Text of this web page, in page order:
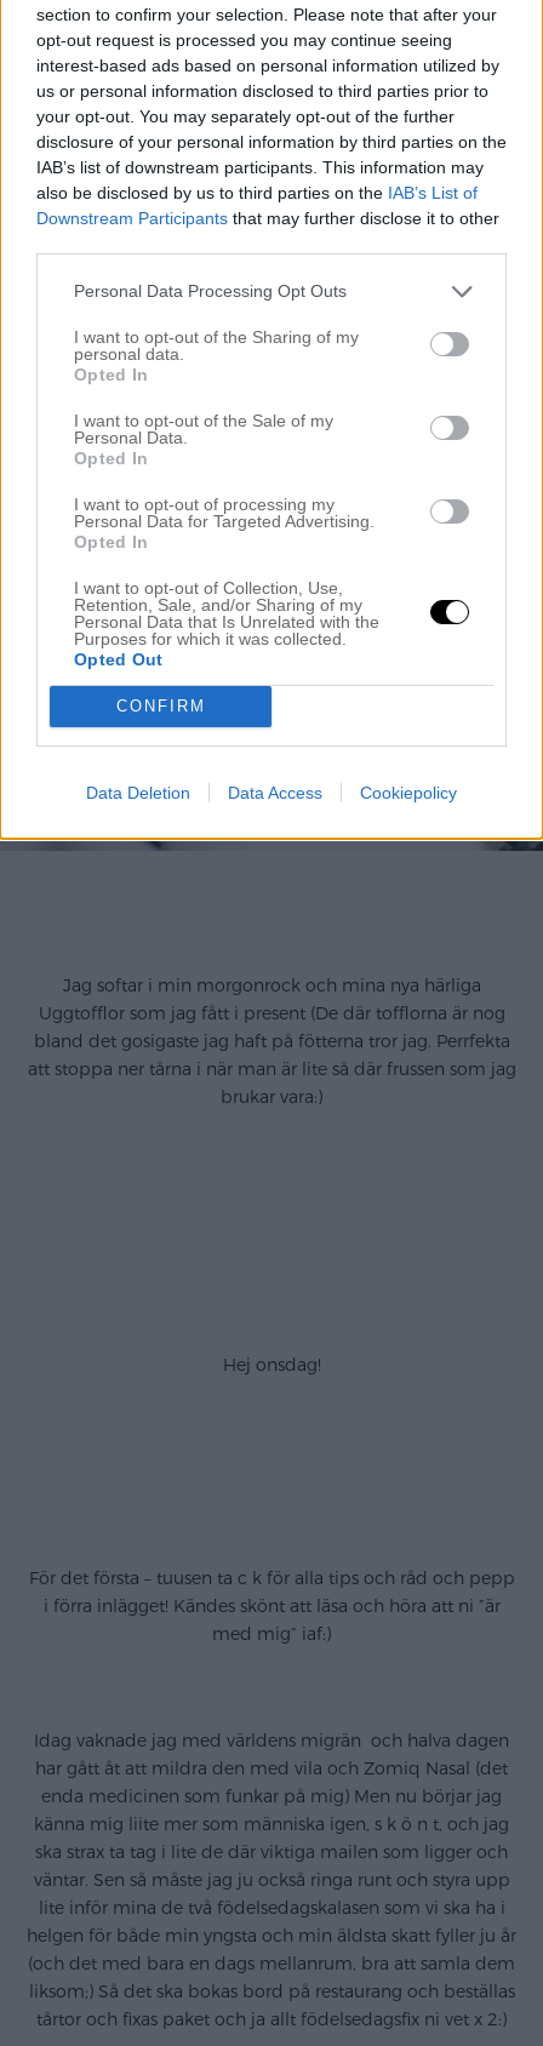
section to confirm your selection. Please note that after your
opt-out request is processed you may continue seeing
interest-based ads based on personal information utilized by
us or personal information disclosed to third parties prior to
your opt-out. You may separately opt-out of the further
disclosure of your personal information by third parties on the
IAB’s list of downstream participants. This information may
also be disclosed by us to third parties on the IAB’s List of
Downstream Participants that may further disclose it to other
Personal Data Processing Opt Outs
I want to opt-out of the Sharing of my
personal data.
Opted In
I want to opt-out of the Sale of my
Personal Data.
Opted In
I want to opt-out of processing my
Personal Data for Targeted Advertising.
Opted In
I want to opt-out of Collection, Use,
Retention, Sale, and/or Sharing of my
Personal Data that Is Unrelated with the
Purposes for which it was collected.
Opted Out
CONFIRM
Data Deletion Data Access Cookiepolicy
Jag softar i min morgonrock och mina nya härliga
Uggtofflor som jag fått i present (De där tofflorna är nog
bland det gosigaste jag haft på fötterna tror jag. Perrfekta
att stoppa ner tårna i när man är lite så där frussen som jag
brukar vara:)
Hej onsdag!
För det första – tuusen ta c k för alla tips och råd och pepp
i förra inlägget! Kändes skönt att läsa och höra att ni ”är
med mig” iaf:)
Idag vaknade jag med världens migrän och halva dagen
har gått åt att mildra den med vila och Zomiq Nasal (det
enda medicinen som funkar på mig) Men nu börjar jag
känna mig liite mer som människa igen, s k ö n t, och jag
ska strax ta tag i lite de där viktiga mailen som ligger och
väntar. Sen så måste jag ju också ringa runt och styra upp
lite inför mina de två födelsedagskalasen som vi ska ha i
helgen för både min yngsta och min äldsta skatt fyller ju år
(och det med bara en dags mellanrum, bra att samla dem
liksom;) Så det ska bokas bord på restaurang och beställas
tårtor och fixas paket och ja allt födelsedagsfix ni vet x 2:)